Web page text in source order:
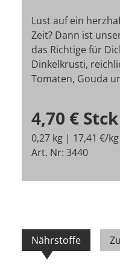
Lust auf ein
Zeit? Dann ist
das Richtige für
Dinkelkrusti,
Tomaten, Gouda
4,70 € Stck
0,27 kg | 17,41 €/kg
Art. Nr: 3440
Nährstoffe